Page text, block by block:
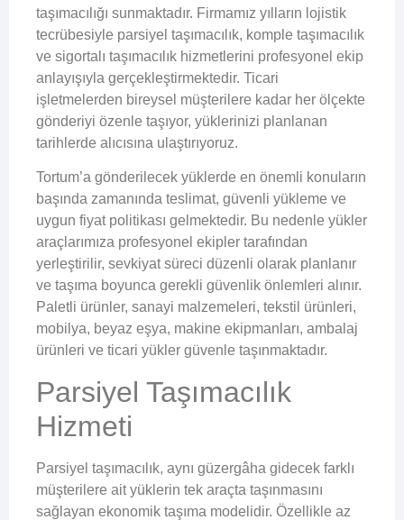
taşımacılığı sunmaktadır. Firmamız yılların lojistik
tecrübesiyle parsiyel taşımacılık, komple taşımacılık
ve sigortalı taşımacılık hizmetlerini profesyonel ekip
anlayışıyla gerçekleştirmektedir. Ticari
işletmelerden bireysel müşterilere kadar her ölçekte
gönderiyi özenle taşıyor, yüklerinizi planlanan
tarihlerde alıcısına ulaştırıyoruz.
Tortum’a gönderilecek yüklerde en önemli konuların
başında zamanında teslimat, güvenli yükleme ve
uygun fiyat politikası gelmektedir. Bu nedenle yükler
araçlarımıza profesyonel ekipler tarafından
yerleştirilir, sevkiyat süreci düzenli olarak planlanır
ve taşıma boyunca gerekli güvenlik önlemleri alınır.
Paletli ürünler, sanayi malzemeleri, tekstil ürünleri,
mobilya, beyaz eşya, makine ekipmanları, ambalaj
ürünleri ve ticari yükler güvenle taşınmaktadır.
Parsiyel Taşımacılık
Hizmeti
Parsiyel taşımacılık, aynı güzergâha gidecek farklı
müşterilere ait yüklerin tek araçta taşınmasını
sağlayan ekonomik taşıma modelidir. Özellikle az